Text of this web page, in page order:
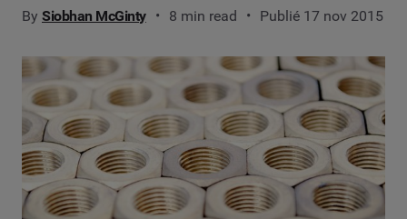
By Siobhan McGinty 8 min read Publié 17 nov 2015